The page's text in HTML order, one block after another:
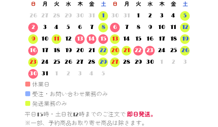
日 月 火 水 木 金
土
26
27 28 29 30 31
1
2
3 4 5 6 7
8
9
10 11 12 13 14
15
16
17 18 19 20 21
22
23
24 25 26 27 28
29
30
31 1 2 3 4 5
日 月 火 水 木 金
土
30
31 1 2 3 4
5
6
7 8 9 10 11
12
13
14 15 16 17 18
19
20
21 22 23 24 25
26
27
28 29 30 1 2 3
■ 休業日
■ 受注・お問い合わせ業務のみ
■ 発送業務のみ
平日15時・土日祝12時までのご注文で 即日発送。
※一部、予約商品お取り寄せ商品は除きます。